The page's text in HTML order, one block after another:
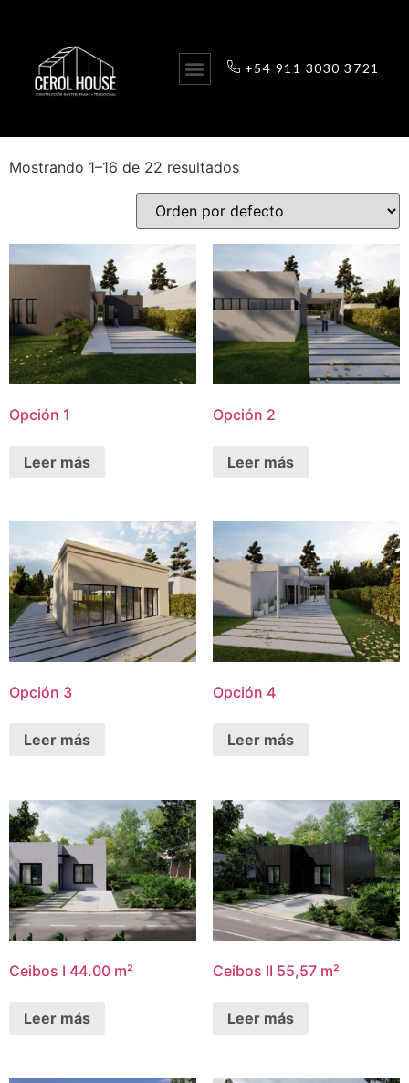
+54 911 3030 3721
Inicio/ Tienda
Mostrando 1–16 de 22 resultados
Opción 1
Leer más
Opción 2
Leer más
Opción 3
Leer más
Opción 4
Leer más
Ceibos I 44.00 m²
Leer más
Ceibos II 55,57 m²
Leer más